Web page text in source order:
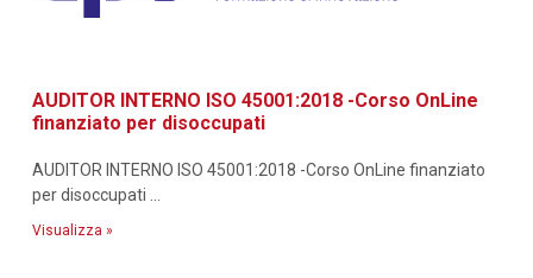
formazione
AUDITOR INTERNO ISO 45001:2018 -Corso OnLine
finanziato per disoccupati
AUDITOR INTERNO ISO 45001:2018 -Corso OnLine finanziato
per disoccupati ...
Visualizza »